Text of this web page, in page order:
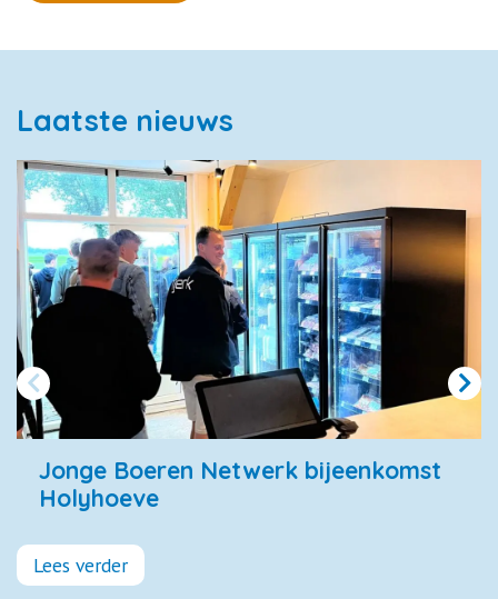
Laatste nieuws
Jonge Boeren Netwerk bijeenkomst
Holyhoeve
Lees verder